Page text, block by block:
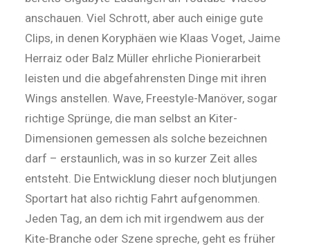
anschauen. Viel Schrott, aber auch einige gute
Clips, in denen Koryphäen wie Klaas ­Voget, Jaime
Herraiz oder Balz Müller ehrliche Pionierarbeit
leisten und die abgefahrensten Dinge mit ihren
Wings anstellen. Wave, Freestyle-­Ma­nö­ver, sogar
richtige Sprünge, die man selbst an Kiter-
Dimensionen gemessen als solche bezeichnen
darf – erstaunlich, was in so kurzer Zeit alles
entsteht. Die Entwicklung dieser noch blutjungen
Sportart hat also richtig Fahrt aufgenommen.
Jeden Tag, an dem ich mit irgendwem aus der
Kite-Branche oder Szene spreche, geht es früher